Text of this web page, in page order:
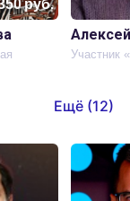
руб.
Ещё (12)